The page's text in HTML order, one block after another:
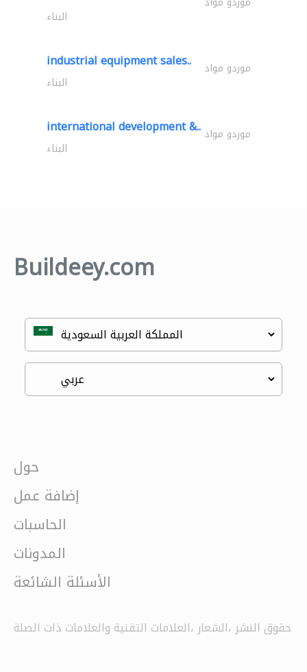
البناء
industrial equipment sales.. موردو مواد
البناء
international development &.. موردو مواد
البناء
Buildeey.com
حول
إضافة عمل
الحاسبات
المدونات
الأسئلة الشائعة
حقوق النشر ،الشعار ،العلامات التقنية والعلامات ذات الصلة